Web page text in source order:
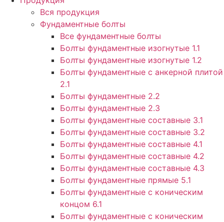
Вся продукция
Фундаментные болты
Все фундаментные болты
Болты фундаментные изогнутые 1.1
Болты фундаментные изогнутые 1.2
Болты фундаментные с анкерной плитой
2.1
Болты фундаментные 2.2
Болты фундаментные 2.3
Болты фундаментные составные 3.1
Болты фундаментные составные 3.2
Болты фундаментные составные 4.1
Болты фундаментные составные 4.2
Болты фундаментные составные 4.3
Болты фундаментные прямые 5.1
Болты фундаментные с коническим
концом 6.1
Болты фундаментные с коническим